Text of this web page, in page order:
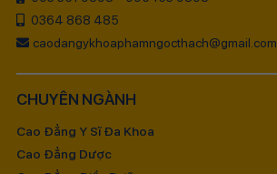
0364 868 485
caodangykhoaphamngocthach@gmail.com
CHUYÊN NGÀNH
Cao Đẳng Y Sĩ Đa Khoa
Cao Đẳng Dược